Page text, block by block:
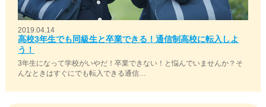
2019.04.14
高校3年生でも同級生と卒業できる！通信制高校に転入しよ
う！
3年生になって学校がいやだ！卒業できない！と悩んでいませんか？そ
んなときはすぐにでも転入できる通信…